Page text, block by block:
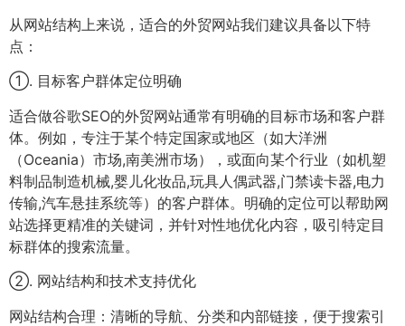
从网站结构上来说，适合的外贸网站我们建议具备以下特
点：
①. 目标客户群体定位明确
适合做谷歌SEO的外贸网站通常有明确的目标市场和客户群
体。例如，专注于某个特定国家或地区（如大洋洲
（Oceania）市场,南美洲市场），或面向某个行业（如机塑
料制品制造机械,婴儿化妆品,玩具人偶武器,门禁读卡器,电力
传输,汽车悬挂系统等）的客户群体。明确的定位可以帮助网
站选择更精准的关键词，并针对性地优化内容，吸引特定目
标群体的搜索流量。
②. 网站结构和技术支持优化
网站结构合理：清晰的导航、分类和内部链接，便于搜索引